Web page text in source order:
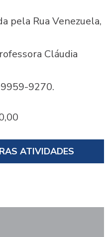
pela Rua Venezuela,
Cláudia
9270.
ATIVIDADES